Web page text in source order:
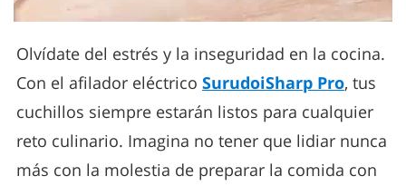
Olvídate del estrés y la inseguridad en la cocina.
Con el afilador eléctrico SurudoiSharp Pro, tus
cuchillos siempre estarán listos para cualquier
reto culinario. Imagina no tener que lidiar nunca
más con la molestia de preparar la comida con